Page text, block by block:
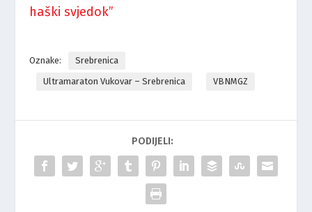
haški svjedok”
Oznake:
Srebrenica
Ultramaraton Vukovar – Srebrenica
VBNMGZ
PODIJELI: